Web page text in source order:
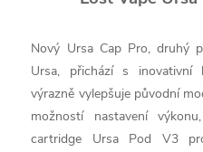
Nový Ursa Cap Pro, druhý
Ursa, přichází s inovativní
výrazně vylepšuje původní
možností nastavení
cartridge Ursa Pod V3